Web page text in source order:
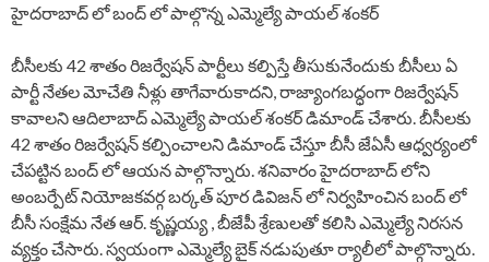
హైదరాబాద్ లో బంద్ లో పాల్గొన్న ఎమ్మెల్యే పాయల్ శంకర్
బీసీలకు 42 శాతం రిజర్వేషన్ పార్టీలు కల్పిస్తే తీసుకునేందుకు బీసీలు ఏ
పార్టీ నేతల మోచేతి నీళ్లు తాగేవారుకాదని, రాజ్యాంగబద్ధంగా రిజర్వేషన్
కావాలని ఆదిలాబాద్ ఎమ్మెల్యే పాయల్ శంకర్ డిమాండ్ చేశారు. బీసీలకు
42 శాతం రిజర్వేషన్ కల్పించాలని డిమాండ్ చేస్తూ బీసీ జేఏసీ ఆధ్వర్యంలో
చేపట్టిన బంద్ లో ఆయన పాల్గొన్నారు. శనివారం హైదరాబాద్ లోని
అంబర్పేట్ నియోజకవర్గ బర్కత్ పూర డివిజన్ లో నిర్వహించిన బంద్ లో
బీసీ సంక్షేమ నేత ఆర్. కృష్ణయ్య , బీజేపీ శ్రేణులతో కలిసి ఎమ్మెల్యే నిరసన
వ్యక్తం చేసారు. స్వయంగా ఎమ్మెల్యే బైక్ నడుపుతూ ర్యాలీలో పాల్గొన్నారు.